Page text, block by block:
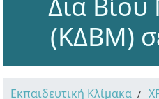
(ΚΔΒΜ)
Εκπαιδευτική Κλίμακα